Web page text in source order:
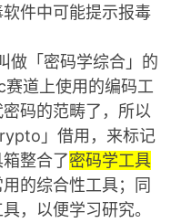
件中可能提示报毒
做「密码学综合」的
道上使用的编码工
码的范畴了，所以
」借用，来标记
整合了密码学工具
的综合性工具；同
，以便学习研究。